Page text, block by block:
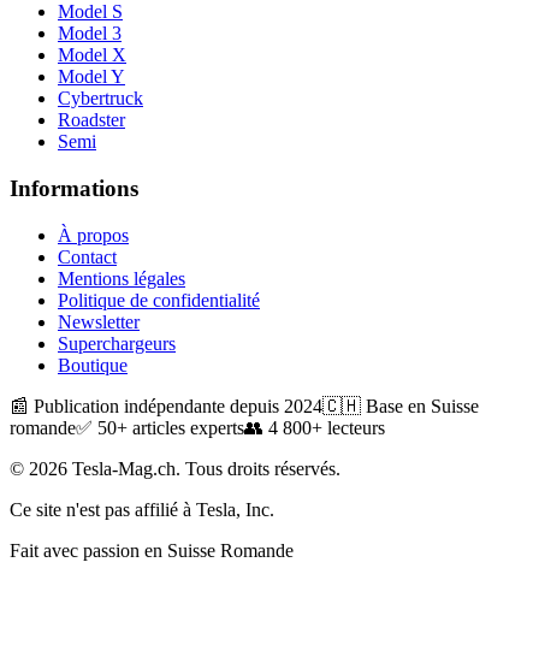
Model S
Model 3
Model X
Model Y
Cybertruck
Roadster
Semi
Informations
À propos
Contact
Mentions légales
Politique de confidentialité
Newsletter
Superchargeurs
Boutique
📰 Publication indépendante depuis 2024🇨🇭 Base en Suisse
romande✅ 50+ articles experts👥 4 800+ lecteurs
© 2026 Tesla-Mag.ch. Tous droits réservés.
Ce site n'est pas affilié à Tesla, Inc.
Fait avec passion en Suisse Romande